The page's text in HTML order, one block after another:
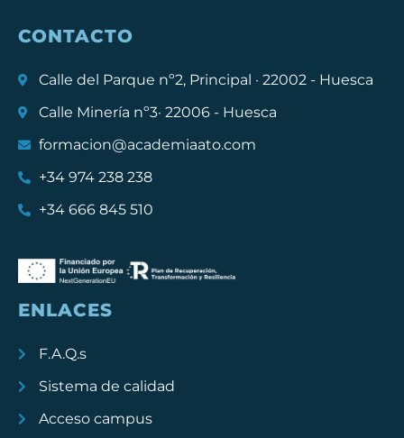
CONTACTO
Calle del Parque nº2, Principal · 22002 - Huesca
Calle Minería nº3· 22006 - Huesca
formacion@academiaato.com
+34 974 238 238
+34 666 845 510
ENLACES
F.A.Q.s
Sistema de calidad
Acceso campus